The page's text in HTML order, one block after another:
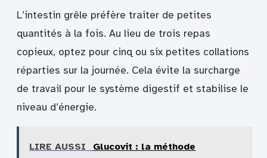
L’intestin grêle préfère traiter de petites
quantités à la fois. Au lieu de trois repas
copieux, optez pour cinq ou six petites collations
réparties sur la journée. Cela évite la surcharge
de travail pour le système digestif et stabilise le
niveau d’énergie.
LIRE AUSSI
Glucovit : la méthode